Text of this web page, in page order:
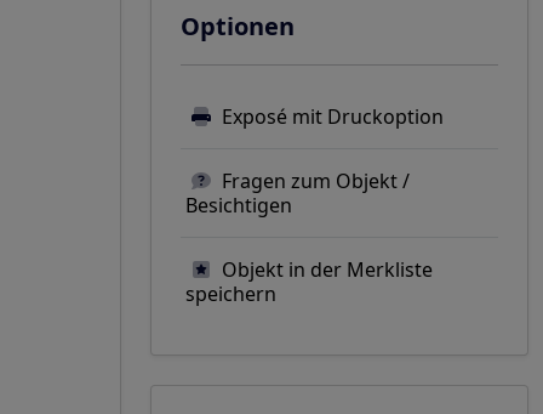
Optionen
Exposé mit Druckoption
Fragen zum Objekt /
Besichtigen
Objekt in der Merkliste
speichern